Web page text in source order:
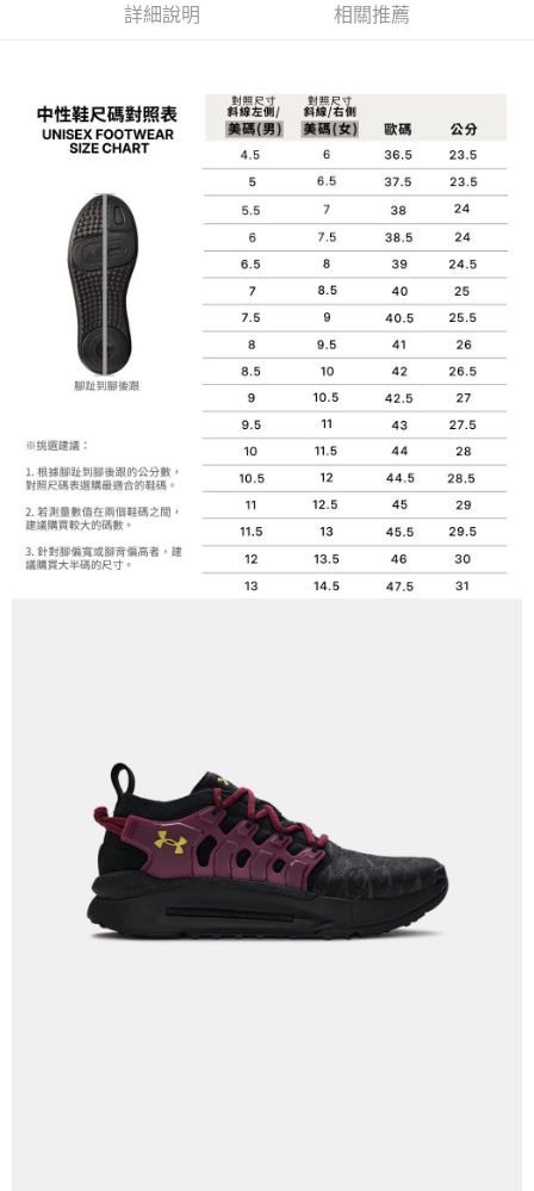
【大哥付你分期使用說明】
3.實際核准額度、可分期數及費用金額請依後續交易確認頁面所載為準。
4.訂單成立30分鐘內，如未前往確認交易或遇審核未通過，訂單將自動取
消。如遇「轉專審核」未通過狀況，表示未達大哥付你分期系統評分，恕無
【繳款方式說明】
1.分期款項不併入電信帳單，「大哥付你分期」於每月結算日後寄送繳費提
醒簡訊。
2.透過簡訊連結打開帳單後，可選擇「超商條碼／台灣大直營門市／銀行轉
帳／街口支付／iPASS MONEY」等通路繳費。
【注意事項】
1.本服務係由「台灣大哥大股份有限公司」（以下簡稱本公司）所提供，讓
用戶於交易時，得透過本服務購買商品或服務，並由商店將買賣／分期付款
買賣價金債權讓與本公司後，依約使用本公司帳單繳交帳款。
2.基於同意付款使用「大哥付你分期」之契約關係目的，商店將以您的個人
資料（包含姓名、電話或地址）提供予台灣大哥大進項蒐集、處理及利用，
由本公司與您本人進行分期帳單所需資料之確認、核對及更正。
3.完整用戶服務條款，請詳閱以下連結：
https://oppay.tw/userRule
AFTEE先享後付
AFTEE先享後付是「在收到商品之後才付款」的支付方式。 讓您購物簡單
便利好安心！
１．簡單：不需註冊會員、不需綁卡、不需儲值。
２．便利：只要手機號碼，簡訊認證，即可結帳。
３．安心：先確認商品／服務後，再付款。
【「AFTEE先享後付」結帳流程】
１．於結帳方式選擇「AFTEE先享後付」後，將跳轉至「AFTEE先享後付」
結帳頁面，進行簡訊認證並確認金額後，即可完成結帳。
２．訂單成立數日內，您將收到繳費通知簡訊。
３．收到繳費通知簡訊後14天內，點擊此簡訊中的連結，可透過四大超商／
ATM／網路銀行／等多元方式進行付款，方視為交易完成。
※ 請注意：結帳手續完成當下不需立刻繳費，但若您需要取消訂單，請聯絡
購買商品的店家。未經商家同意取消之訂單仍視為有效，需透過AFTEE先享
※ 交易是否成功請以「AFTEE先享後付 」之結帳頁面顯示為準，若有關於
是否繳費成功／繳費後需取消欲退款等相關疑問，請聯繫「AFTEE先享後付
客戶支援中心」https://netprotections.freshdesk.com/support/home
【注意事項】
１．透過由恩沛科技股份有限公司提供之「AFTEE先享後付」服務完成之交
易，需依本服務之必要範圍內提供個人資料，並將交易相關給付款項請求債
權轉讓予恩沛科技股份有限公司。
５．嚴禁一人註冊多個帳號或使用他人資訊註冊。若發現惡意使用之情形，
恩沛科技股份有限公司將有權停止該用戶之使用額度並採取法律行動。
ATM付款
運送方式
付款後全家取貨
每筆NT$70，滿NT$899(含以上)免運費
付款後7-11取貨
每筆NT$70，滿NT$899(含以上)免運費
每筆NT$100，滿NT$1,000(含以上)免運費
京站台北店客服中心(1F星巴克旁) 即日起不提供京站紙袋，取件時
請自備購物袋，若需購買紙袋可現場詢問
免運費
詳細說明 相關推薦